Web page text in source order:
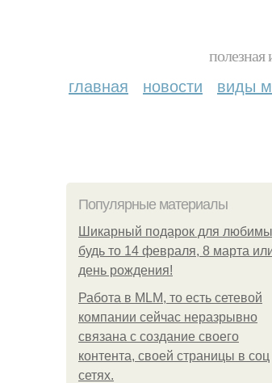
главная новости виды
Популярные материалы
Шикарный подарок для
будь то 14 февраля, 8 марта
день рождения!
Работа в MLM, то есть сетевой
компании сейчас неразрывно
связана с создание своего
контента, своей страницы в соц
сетях.